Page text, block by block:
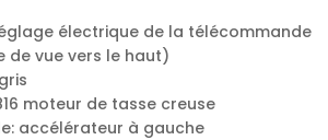
électrique de la télécommande
de vue vers le haut)
moteur de tasse creuse
accélérateur à gauche